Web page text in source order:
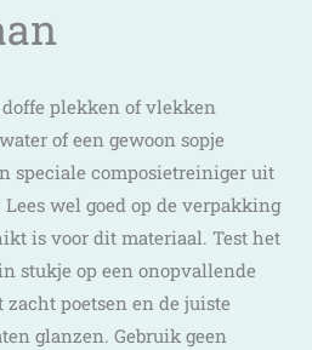
plekken of vlekken
of een gewoon sopje
speciale composietreiniger uit
wel goed op de verpakking
is voor dit materiaal. Test het
stukje op een onopvallende
poetsen en de juiste
glanzen. Gebruik geen